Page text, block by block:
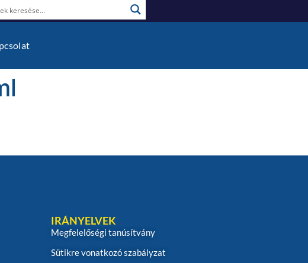
IRÁNYELVEK
Megfelelőségi tanúsítvány
Sütikre vonatkozó szabályzat